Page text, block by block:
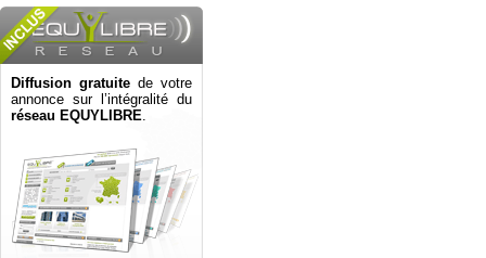
Diffusion gratuite de votre
annonce sur l’intégralité du
réseau EQUYLIBRE.